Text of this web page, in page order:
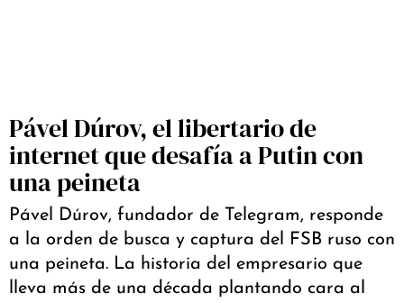
Pável Dúrov, el libertario de
internet que desafía a Putin con
una peineta
Pável Dúrov, fundador de Telegram, responde
a la orden de busca y captura del FSB ruso con
una peineta. La historia del empresario que
lleva más de una década plantando cara al